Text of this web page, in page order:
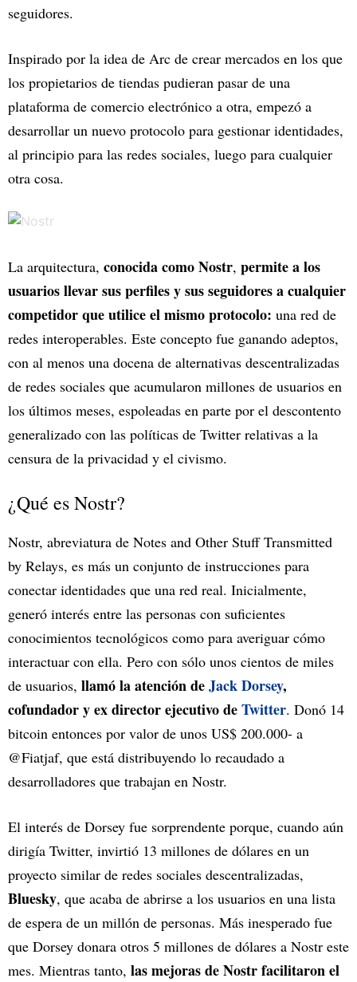
seguidores.
Inspirado por la idea de Arc de crear mercados en los que
los propietarios de tiendas pudieran pasar de una
plataforma de comercio electrónico a otra, empezó a
desarrollar un nuevo protocolo para gestionar identidades,
al principio para las redes sociales, luego para cualquier
otra cosa.
La arquitectura, conocida como Nostr, permite a los
usuarios llevar sus perfiles y sus seguidores a cualquier
competidor que utilice el mismo protocolo: una red de
redes interoperables. Este concepto fue ganando adeptos,
con al menos una docena de alternativas descentralizadas
de redes sociales que acumularon millones de usuarios en
los últimos meses, espoleadas en parte por el descontento
generalizado con las políticas de Twitter relativas a la
censura de la privacidad y el civismo.
¿Qué es Nostr?
Nostr, abreviatura de Notes and Other Stuff Transmitted
by Relays, es más un conjunto de instrucciones para
conectar identidades que una red real. Inicialmente,
generó interés entre las personas con suficientes
conocimientos tecnológicos como para averiguar cómo
interactuar con ella. Pero con sólo unos cientos de miles
de usuarios, llamó la atención deJack Dorsey,
cofundador y ex director ejecutivo deTwitter. Donó 14
bitcoin entonces por valor de unos US$ 200.000- a
@Fiatjaf, que está distribuyendo lo recaudado a
desarrolladores que trabajan en Nostr.
El interés de Dorsey fue sorprendente porque, cuando aún
dirigía Twitter, invirtió 13 millones de dólares en un
proyecto similar de redes sociales descentralizadas,
Bluesky, que acaba de abrirse a los usuarios en una lista
de espera de un millón de personas. Más inesperado fue
que Dorsey donara otros 5 millones de dólares a Nostr este
mes. Mientras tanto, las mejoras de Nostr facilitaron el